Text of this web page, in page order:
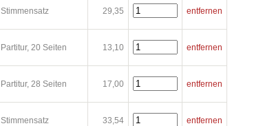
Stimmensatz 29,35 entfernen
Partitur, 20 Seiten 13,10 entfernen
Partitur, 28 Seiten 17,00 entfernen
Stimmensatz 33,54 entfernen